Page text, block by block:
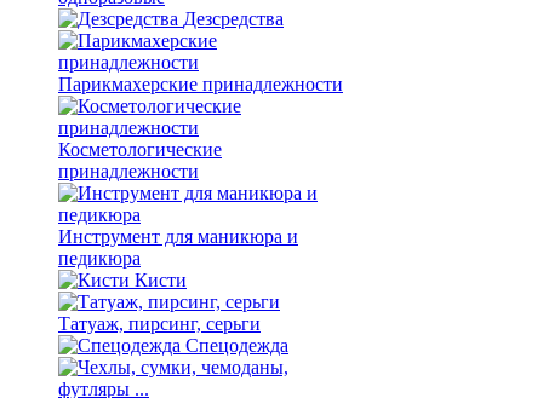
Дезсредства
Парикмахерские принадлежности
Косметологические
принадлежности
Инструмент для маникюра и
педикюра
Кисти
Татуаж, пирсинг, серьги
Спецодежда